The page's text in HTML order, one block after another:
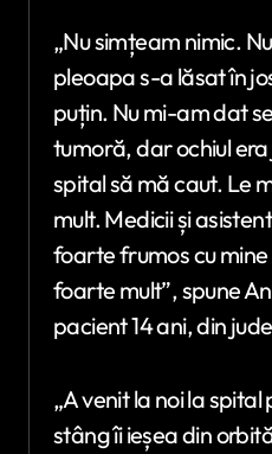
„Nu simțeam nimic.
pleoapa s-a lăsat în
puțin. Nu mi-am dat
tumoră, dar ochiul
spital să mă caut. Le
mult. Medicii și
foarte frumos cu mine
foarte mult”, spune
pacient 14 ani, din
„A venit la noi la
stâng îi ieșea din